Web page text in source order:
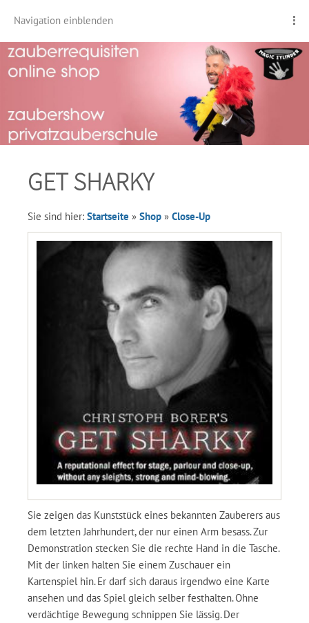
Navigation einblenden
GET SHARKY
Sie sind hier: Startseite » Shop » Close-Up
Sie zeigen das Kunststück eines bekannten Zauberers aus
dem letzten Jahrhundert, der nur einen Arm besass. Zur
Demonstration stecken Sie die rechte Hand in die Tasche.
Mit der linken halten Sie einem Zuschauer ein
Kartenspiel hin. Er darf sich daraus irgendwo eine Karte
ansehen und das Spiel gleich selber festhalten. Ohne
verdächtige Bewegung schnippen Sie lässig. Der